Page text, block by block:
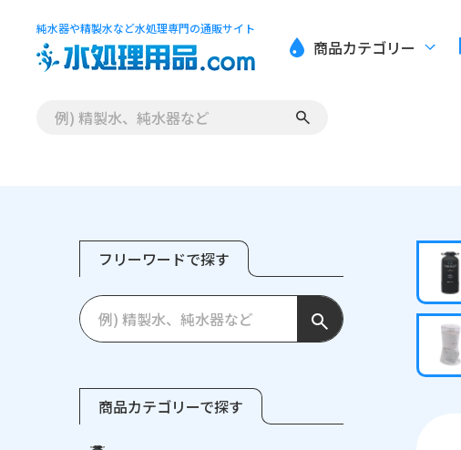
純水器や精製水など水処理専門の通販サイト
商品カテゴリー
フリーワードで探す
商品カテゴリーで探す